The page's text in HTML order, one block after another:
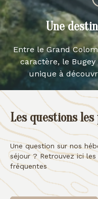
Une
Entre le Grand
caractère, le
unique à
Les questions
Une question sur nos
séjour ? Retrouvez ici
fréquentes